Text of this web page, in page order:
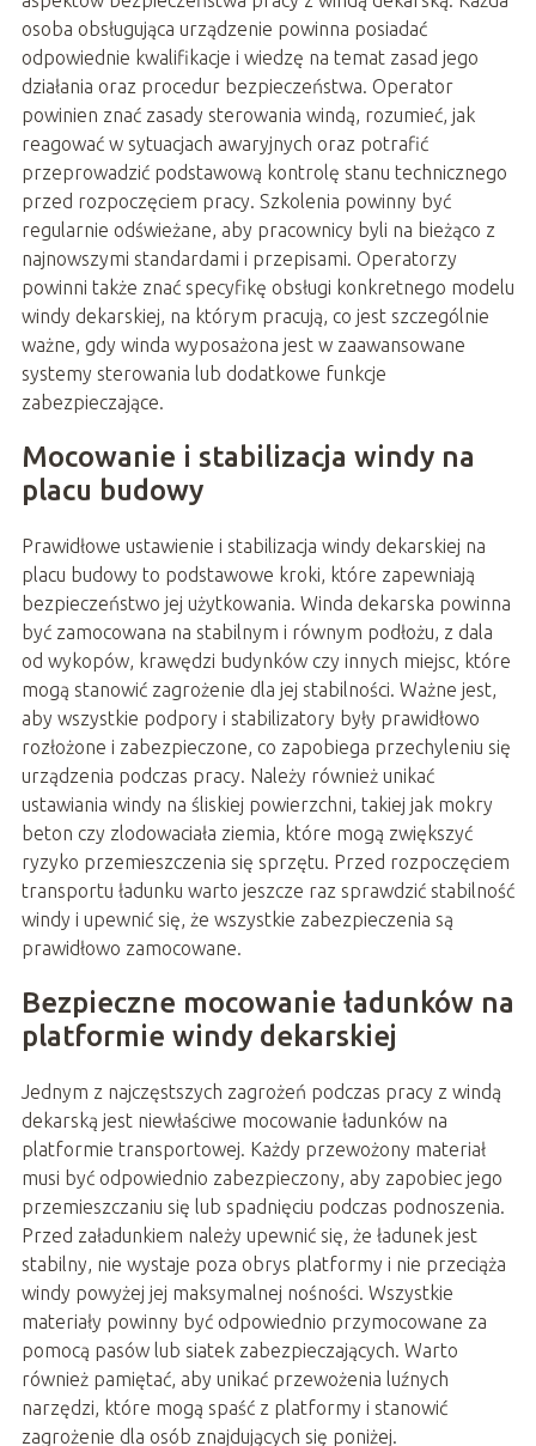
osoba obsługująca urządzenie powinna posiadać
odpowiednie kwalifikacje i wiedzę na temat zasad jego
działania oraz procedur bezpieczeństwa. Operator
powinien znać zasady sterowania windą, rozumieć, jak
reagować w sytuacjach awaryjnych oraz potrafić
przeprowadzić podstawową kontrolę stanu technicznego
przed rozpoczęciem pracy. Szkolenia powinny być
regularnie odświeżane, aby pracownicy byli na bieżąco z
najnowszymi standardami i przepisami. Operatorzy
powinni także znać specyfikę obsługi konkretnego modelu
windy dekarskiej, na którym pracują, co jest szczególnie
ważne, gdy winda wyposażona jest w zaawansowane
systemy sterowania lub dodatkowe funkcje
zabezpieczające.
Mocowanie i stabilizacja windy na
placu budowy
Prawidłowe ustawienie i stabilizacja windy dekarskiej na
placu budowy to podstawowe kroki, które zapewniają
bezpieczeństwo jej użytkowania. Winda dekarska powinna
być zamocowana na stabilnym i równym podłożu, z dala
od wykopów, krawędzi budynków czy innych miejsc, które
mogą stanowić zagrożenie dla jej stabilności. Ważne jest,
aby wszystkie podpory i stabilizatory były prawidłowo
rozłożone i zabezpieczone, co zapobiega przechyleniu się
urządzenia podczas pracy. Należy również unikać
ustawiania windy na śliskiej powierzchni, takiej jak mokry
beton czy zlodowaciała ziemia, które mogą zwiększyć
ryzyko przemieszczenia się sprzętu. Przed rozpoczęciem
transportu ładunku warto jeszcze raz sprawdzić stabilność
windy i upewnić się, że wszystkie zabezpieczenia są
prawidłowo zamocowane.
Bezpieczne mocowanie ładunków na
platformie windy dekarskiej
Jednym z najczęstszych zagrożeń podczas pracy z windą
dekarską jest niewłaściwe mocowanie ładunków na
platformie transportowej. Każdy przewożony materiał
musi być odpowiednio zabezpieczony, aby zapobiec jego
przemieszczaniu się lub spadnięciu podczas podnoszenia.
Przed załadunkiem należy upewnić się, że ładunek jest
stabilny, nie wystaje poza obrys platformy i nie przeciąża
windy powyżej jej maksymalnej nośności. Wszystkie
materiały powinny być odpowiednio przymocowane za
pomocą pasów lub siatek zabezpieczających. Warto
również pamiętać, aby unikać przewożenia luźnych
narzędzi, które mogą spaść z platformy i stanowić
zagrożenie dla osób znajdujących się poniżej.